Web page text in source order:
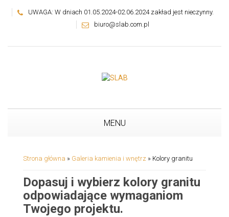
UWAGA: W dniach 01.05.2024-02.06.2024 zakład jest nieczynny.
biuro@slab.com.pl
MENU
Strona główna » Galeria kamienia i wnętrz » Kolory granitu
Dopasuj i wybierz kolory granitu
odpowiadające wymaganiom
Twojego projektu.